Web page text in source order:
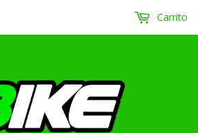
Carrito